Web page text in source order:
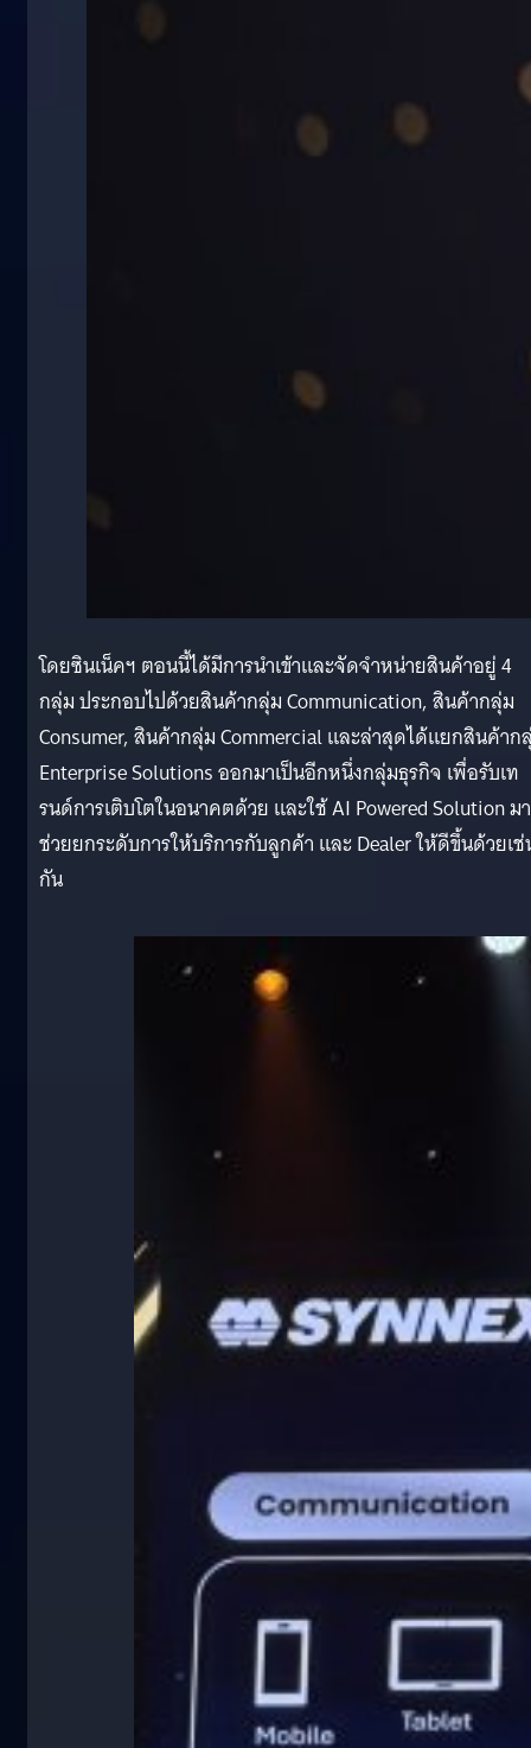
โดยซินเน็คฯ​ ตอนนี้ได้มีการนำเข้าและจัดจำหน่ายสินค้าอยู่ 4
กลุ่ม ประกอบไปด้วยสินค้ากลุ่ม Communication, สินค้ากลุ่ม
Consumer, สินค้ากลุ่ม Commercial และล่าสุดได้แยกสินค้าก
Enterprise Solutions ออกมาเป็นอีกหนึ่งกลุ่มธุรกิจ เพื่อรับเท
รนด์การเติบโตในอนาคตด้วย และใช้ AI Powered Solution มา
ช่วยยกระดับการให้บริการกับลูกค้า และ Dealer ให้ดีขึ้นด้วยเ
กัน